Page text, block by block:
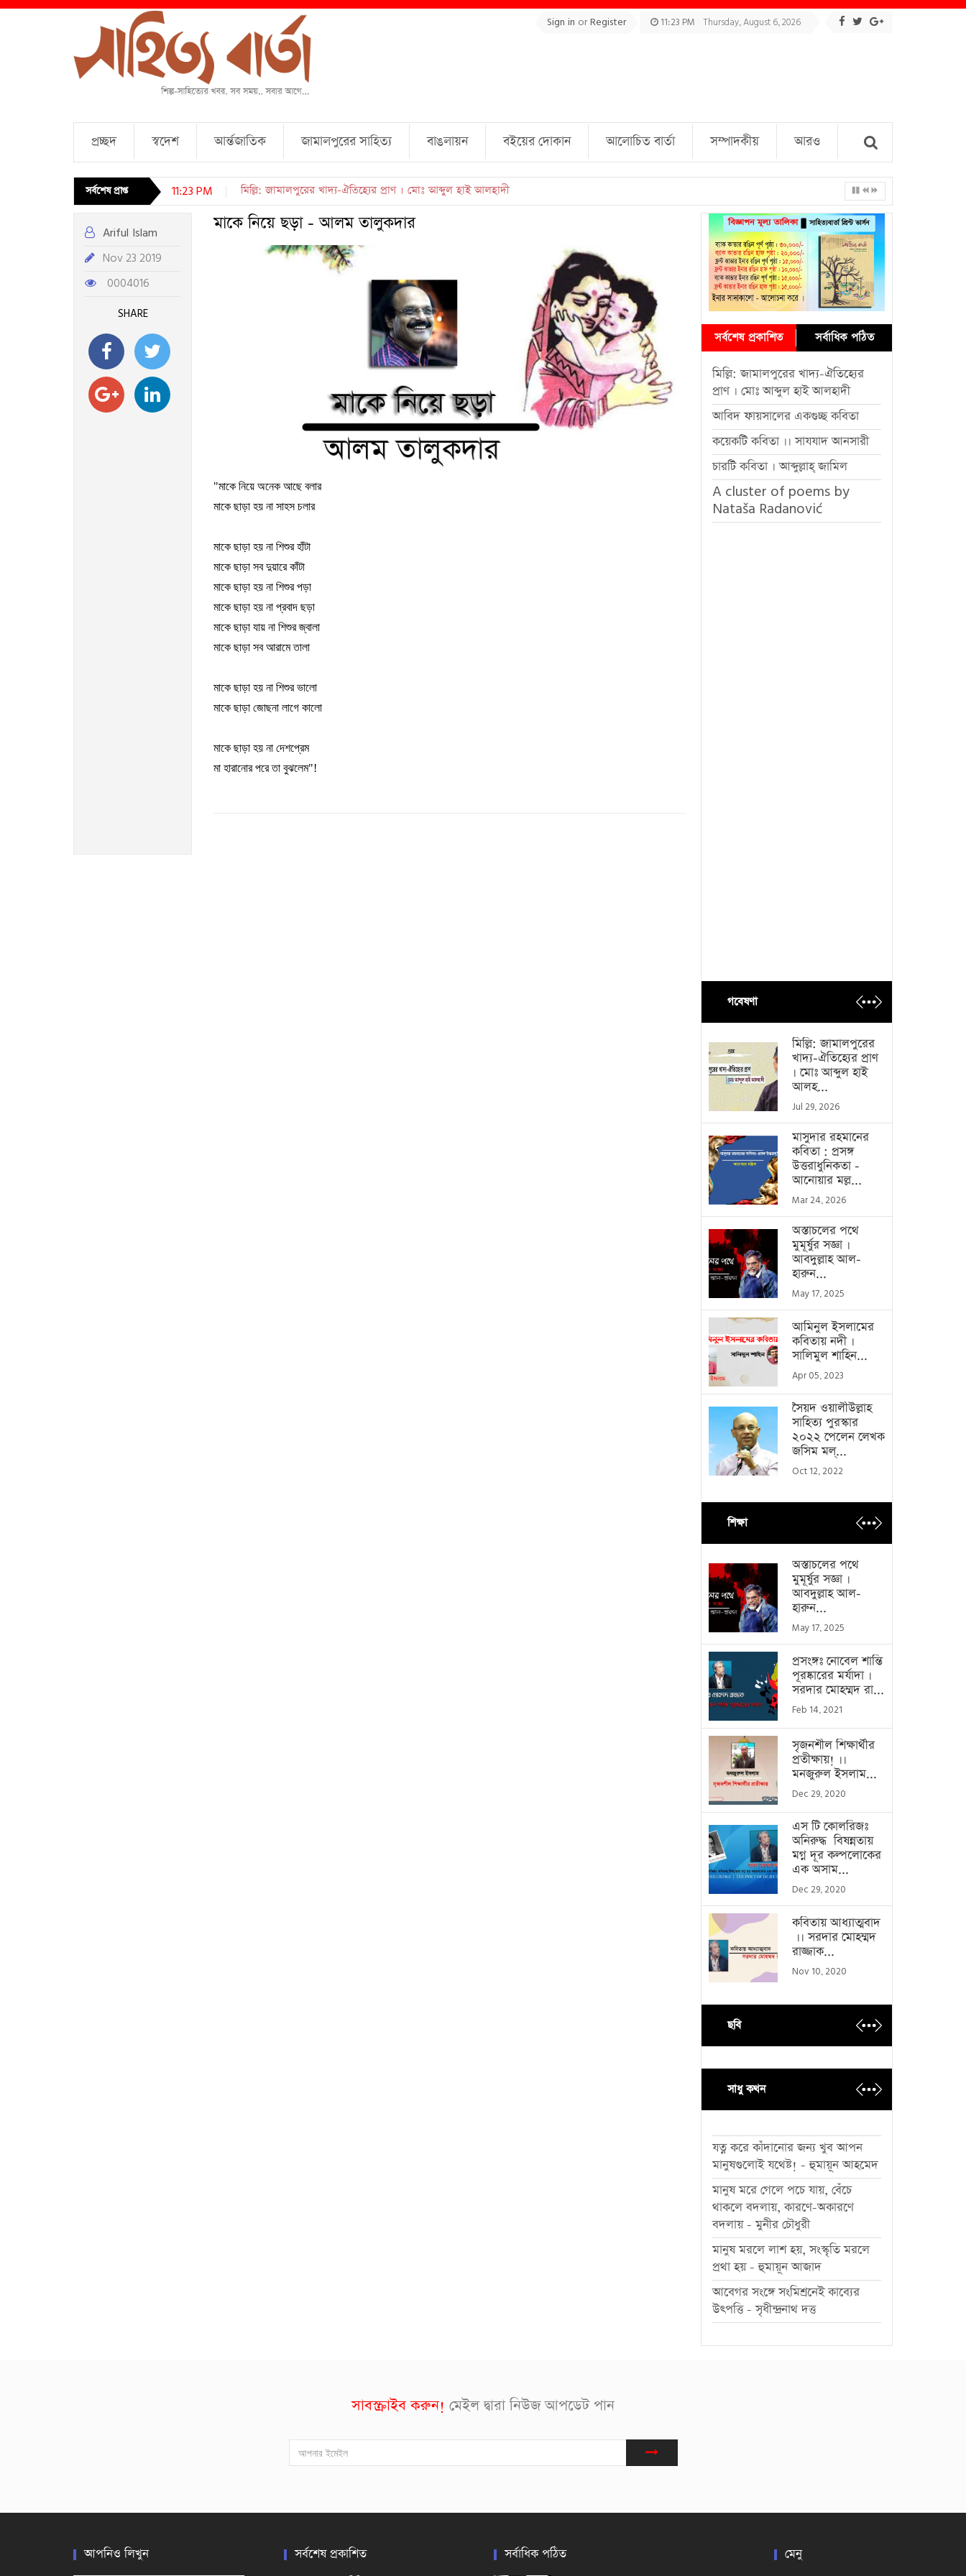
Sign in orRegister 11:23 PM Thursday, August 6, 2026
প্রচ্ছদ স্বদেশ আর্ন্তজাতিক জামালপুরের সাহিত্য বাঙলায়ন বইয়ের দোকান আলোচিত বার্তা সম্পাদকীয় আরও
সর্বশেষ প্রাপ্ত 11:23 PM চারটি কবিতা । আব্দুল্লাহ্ জামিল
Ariful Islam
Nov 23 2019
0004016
SHARE
মাকে নিয়ে ছড়া - আলম তালুকদার
"মাকে নিয়ে অনেক আছে বলার
মাকে ছাড়া হয় না সাহস চলার
মাকে ছাড়া হয় না শিশুর হাঁটা
মাকে ছাড়া সব দুয়ারে কাঁটা
মাকে ছাড়া হয় না শিশুর পড়া
মাকে ছাড়া হয় না প্রবাদ ছড়া
মাকে ছাড়া যায় না শিশুর জ্বালা
মাকে ছাড়া সব আরামে তালা
মাকে ছাড়া হয় না শিশুর ভালো
মাকে ছাড়া জোছনা লাগে কালো
মাকে ছাড়া হয় না দেশপ্রেম
মা হারানোর পরে তা বুঝলেম"!
সর্বশেষ প্রকাশিত সর্বাধিক পঠিত
মিল্লি: জামালপুরের খাদ্য-ঐতিহ্যের
প্রাণ । মোঃ আব্দুল হাই আলহাদী
আবিদ ফায়সালের একগুচ্ছ কবিতা
কয়েকটি কবিতা ।। সাযযাদ আনসারী
চারটি কবিতা । আব্দুল্লাহ্ জামিল
A cluster of poems by
Nataša Radanović
গবেষণা
মিল্লি: জামালপুরের
খাদ্য-ঐতিহ্যের প্রাণ
। মোঃ আব্দুল হাই
আলহ...
Jul 29, 2026
মাসুদার রহমানের
কবিতা : প্রসঙ্গ
উত্তরাধুনিকতা -
আনোয়ার মল্ল...
Mar 24, 2026
অস্তাচলের পথে
মুমূর্ষুর সজ্ঞা ।
আবদুল্লাহ আল-
হারুন...
May 17, 2025
আমিনুল ইসলামের
কবিতায় নদী ।
সালিমুল শাহিন...
Apr 05, 2023
সৈয়দ ওয়ালীউল্লাহ
সাহিত্য পুরস্কার
২০২২ পেলেন লেখক
জসিম মল্...
Oct 12, 2022
শিক্ষা
অস্তাচলের পথে
মুমূর্ষুর সজ্ঞা ।
আবদুল্লাহ আল-
হারুন...
May 17, 2025
প্রসংঙ্গঃ নোবেল শান্তি
পূরষ্কারের মর্যাদা ।
সরদার মোহম্মদ রা...
Feb 14, 2021
সৃজনশীল শিক্ষার্থীর
প্রতীক্ষায়! ।।
মনজুরুল ইসলাম...
Dec 29, 2020
এস টি কোলরিজঃ
অনিরুদ্ধ বিষন্নতায়
মগ্ন দূর কল্পলোকের
এক অসাম...
Dec 29, 2020
কবিতায় আধ্যাত্মবাদ
।। সরদার মোহম্মদ
রাজ্জাক...
Nov 10, 2020
ছবি
সাধু কথন
যত্ন করে কাঁদানোর জন্য খুব আপন
মানুষগুলোই যথেষ্ট! - হুমায়ূন আহমেদ
মানুষ মরে গেলে পচে যায়, বেঁচে
থাকলে বদলায়, কারণে-অকারণে
বদলায় - মুনীর চৌধুরী
মানুষ মরলে লাশ হয়, সংস্কৃতি মরলে
প্রথা হয় - হুমায়ূন আজাদ
আবেগর সংঙ্গে সংমিশ্রনেই কাব্যের
উৎপত্তি - সৃধীন্দ্রনাথ দত্ত
সাবস্ক্রাইব করুন! মেইল দ্বারা নিউজ আপডেট পান
আপনিও লিখুন সর্বশেষ প্রকাশিত সর্বাধিক পঠিত মেনু